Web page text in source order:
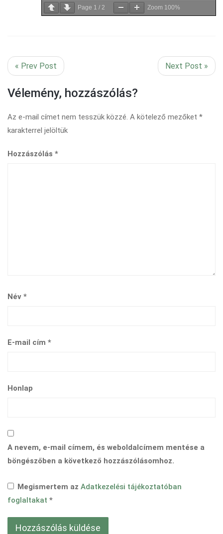
Page 1 / 2 Zoom 100%
« Prev Post Next Post »
Vélemény, hozzászólás?
Az e-mail címet nem tesszük közzé. A kötelező mezőket *
karakterrel jelöltük
Hozzászólás *
Név *
E-mail cím *
Honlap
A nevem, e-mail címem, és weboldalcímem mentése a
böngészőben a következő hozzászólásomhoz.
Megismertem az Adatkezelési tájékoztatóban
foglaltakat *